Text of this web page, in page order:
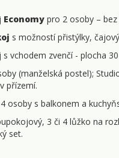
Economy pro 2 osoby –
s možností přistýlky,
vchodem zvenčí - plocha
(manželská postel);
přízemí.
osoby s balkonem a
3 či 4 lůžko na
set.